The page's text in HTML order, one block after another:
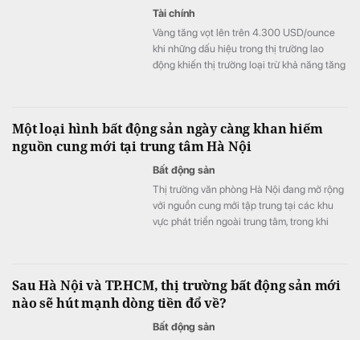
Tài chính
Vàng tăng vọt lên trên 4.300 USD/ounce
khi những dấu hiệu trong thị trường lao
động khiến thị trường loại trừ khả năng tăng
Một loại hình bất động sản ngày càng khan hiếm
nguồn cung mới tại trung tâm Hà Nội
Bất động sản
Thị trường văn phòng Hà Nội đang mở rộng
với nguồn cung mới tập trung tại các khu
vực phát triển ngoài trung tâm, trong khi
Sau Hà Nội và TP.HCM, thị trường bất động sản mới
nào sẽ hút mạnh dòng tiền đổ về?
Bất động sản